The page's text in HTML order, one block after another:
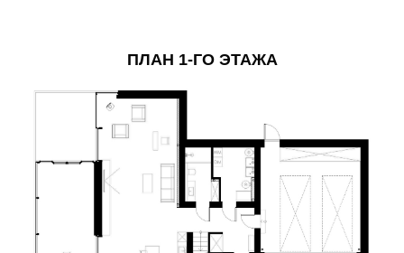
ПЛАН 1-ГО ЭТАЖА